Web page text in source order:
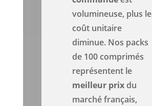
volumineuse, plus le
coût unitaire
diminue. Nos packs
de 100 comprimés
représentent le
meilleur prixdu
marché français,